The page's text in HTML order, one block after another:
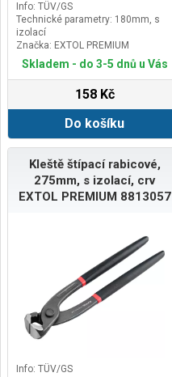
Info: TÜV/GS
Technické parametry: 180mm, s
izolací
Značka: EXTOL PREMIUM
Skladem - do 3-5 dnů u Vás
158 Kč
Do košíku
Kleště štípací rabicové,
275mm, s izolací, crv
EXTOL PREMIUM 8813057
Info: TÜV/GS